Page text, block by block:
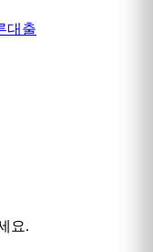
대출
요.